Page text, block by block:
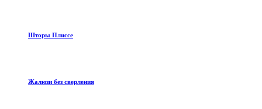
Шторы Плиссе
Жалюзи без сверления